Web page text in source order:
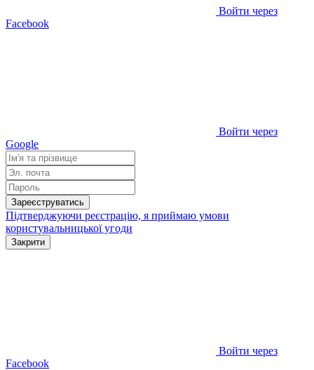
Войти через
Facebook
Войти через
Google
Зареєструватись
Підтверджуючи реєстрацію, я приймаю умови
користувальницької угоди
Закрити
Войти через
Facebook